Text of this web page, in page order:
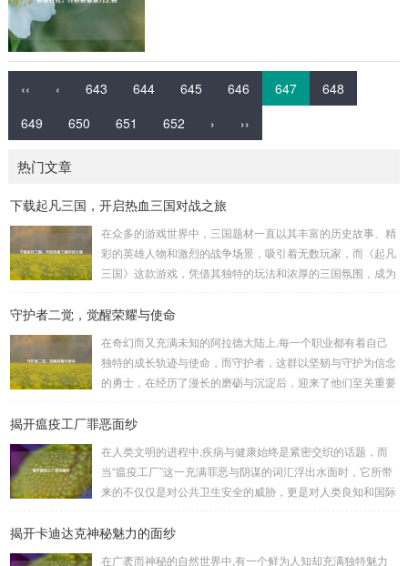
‹‹ ‹ 643 644 645 646 647
648
649
650 651 652 › ››
热门文章
下载起凡三国，开启热血三国对战之旅
在众多的游戏世界中，三国题材一直以其丰富的历史故事、精
彩的英雄人物和激烈的战争场景，吸引着无数玩家，而《起凡
三国》这款游戏，凭借其独特的玩法和浓厚的三国氛围，成为
何进行起凡三国下载,开启一段热血的三国对战之旅。 《起凡
以化身为三国时期的知名将领，如勇猛无双的吕布、足智多谋
的诸葛亮、忠义双全的关羽等，率领自己的军队在战场上冲锋
陷阵、排兵布阵，游戏中的每一场战斗都充满了变...
守护者二觉，觉醒荣耀与使命
在奇幻而又充满未知的阿拉德大陆上,每一个职业都有着自己
独特的成长轨迹与使命，而守护者，这群以坚韧与守护为信念
的勇士，在经历了漫长的磨砺与沉淀后，迎来了他们至关重要
大陆的那一刻起，便肩负着守护的重任，他们身躯魁梧，手持
来自各方的邪恶势力，最初，他们凭借着基础的技能和坚定的
意志，在一次次战斗中积累着经验，不断成长，无论是在阴森
恐怖的地下墓穴，还是在战火纷飞的前线战场，守...
揭开瘟疫工厂罪恶面纱
在人类文明的进程中,疾病与健康始终是紧密交织的话题，而
当“瘟疫工厂”这一充满罪恶与阴谋的词汇浮出水面时，它所带
来的不仅仅是对公共卫生安全的威胁，更是对人类良知和国际
是一些别有用心的势力为了实现其不可告人的目的，秘密设立
揭开卡迪达克神秘魅力的面纱
在广袤而神秘的自然世界中,有一个鲜为人知却充满独特魅力